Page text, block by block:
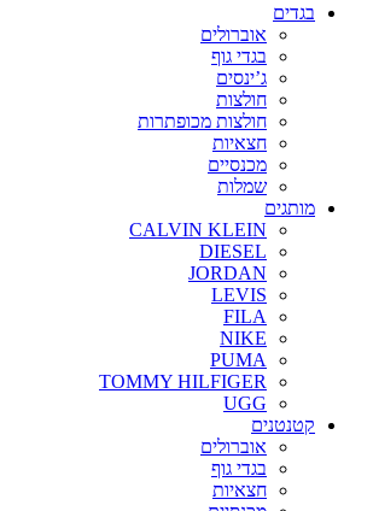
בגדים
אוברולים
בגדי גוף
ג’ינסים
חולצות
חולצות מכופתרות
חצאיות
מכנסיים
שמלות
מותגים
CALVIN KLEIN
DIESEL
JORDAN
LEVIS
FILA
NIKE
PUMA
TOMMY HILFIGER
UGG
קטנטנים
אוברולים
בגדי גוף
חצאיות